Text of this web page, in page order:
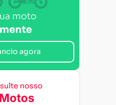
moto
agora
nosso